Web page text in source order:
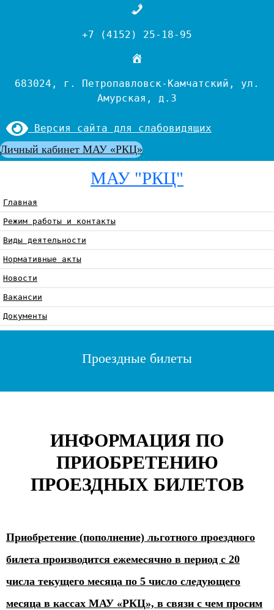
+7 (4152) 25-18-95
683024, г. Петропавловск-Камчатский, ул.
Амурская, д.3
Версия сайта для слабовидящих
Личный кабинет МАУ «РКЦ»
МАУ "РКЦ"
Главная
Режим работы и контакты
Виды деятельности
Нормативные акты
Новости
Вакансии
Документы
Проездные билеты
ИНФОРМАЦИЯ ПО
ПРИОБРЕТЕНИЮ
ПРОЕЗДНЫХ БИЛЕТОВ
Приобретение (пополнение) льготного проездного
билета производится ежемесячно в период с 20
числа текущего месяца по 5 число следующего
месяца в кассах МАУ «РКЦ», в связи с чем просим